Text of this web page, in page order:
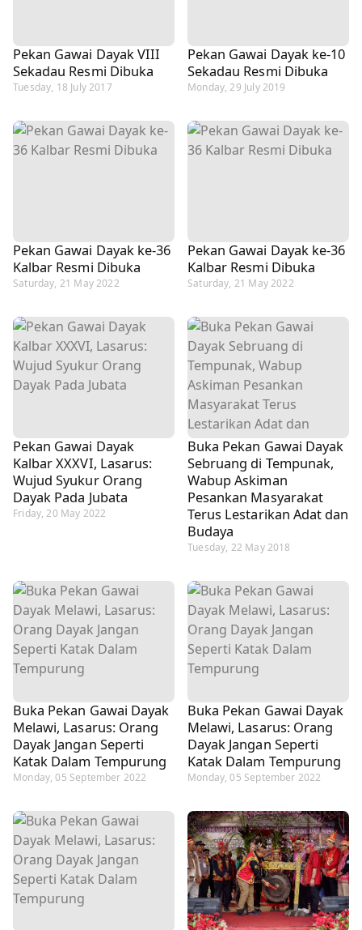
Pekan Gawai Dayak VIII
Sekadau Resmi Dibuka
Tuesday, 18 July 2017
Pekan Gawai Dayak ke-10
Sekadau Resmi Dibuka
Monday, 29 July 2019
Pekan Gawai Dayak ke-36
Kalbar Resmi Dibuka
Saturday, 21 May 2022
Pekan Gawai Dayak ke-36
Kalbar Resmi Dibuka
Saturday, 21 May 2022
Pekan Gawai Dayak
Kalbar XXXVI, Lasarus:
Wujud Syukur Orang
Dayak Pada Jubata
Friday, 20 May 2022
Buka Pekan Gawai Dayak
Sebruang di Tempunak,
Wabup Askiman
Pesankan Masyarakat
Terus Lestarikan Adat dan
Budaya
Tuesday, 22 May 2018
Buka Pekan Gawai Dayak
Melawi, Lasarus: Orang
Dayak Jangan Seperti
Katak Dalam Tempurung
Monday, 05 September 2022
Buka Pekan Gawai Dayak
Melawi, Lasarus: Orang
Dayak Jangan Seperti
Katak Dalam Tempurung
Monday, 05 September 2022